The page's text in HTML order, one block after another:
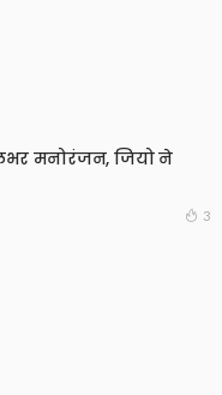
मनोरंजन, जियो ने
3